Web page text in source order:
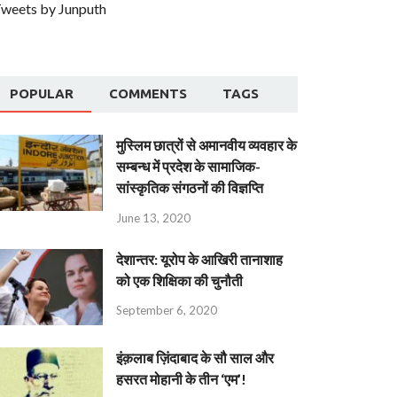
by Junputh
POPULAR COMMENTS TAGS
मुस्लिम छात्रों से अमानवीय व्यवहार के
सम्बन्ध में प्रदेश के सामाजिक-
सांस्कृतिक संगठनों की विज्ञप्ति
June 13, 2020
देशान्‍तर: यूरोप के आखिरी तानाशाह
को एक शिक्षिका की चुनौती
September 6, 2020
इंक़लाब ज़िंदाबाद के सौ साल और
हसरत मोहानी के तीन ‘एम’!